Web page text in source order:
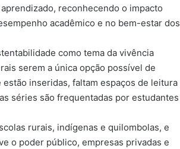
reconhecendo o impacto
acadêmico e no bem-estar dos
como tema da vivência
serem a única opção possível de
inseridas, faltam espaços de leitura
séries são frequentadas por estudantes
rurais, indígenas e quilombolas, e
o poder público, empresas privadas e